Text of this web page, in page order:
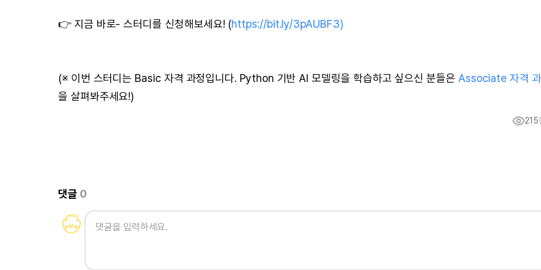
👉 지금 바로- 스터디를 신청해보세요! (https://bit.ly/3pAUBF3)
(※ 이번 스터디는 Basic 자격 과정입니다. Python 기반 AI 모델링을 학습하고 싶으신 분들은 Associate 자격
을 살펴봐주세요!)
215
댓글 0